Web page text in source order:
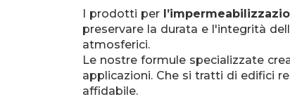
I prodotti per
preservare la durata e l'integrità
atmosferici.
Le nostre formule specializzate
applicazioni. Che si tratti di edifici
affidabile.